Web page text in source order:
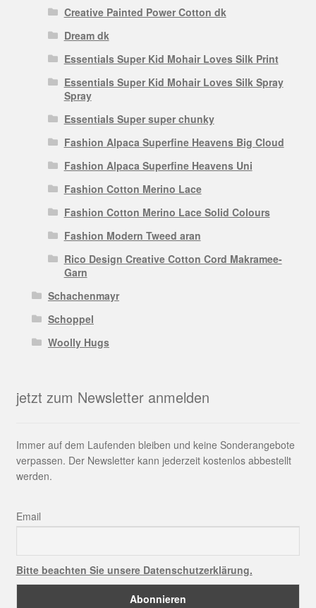
Creative Painted Power Cotton dk
Dream dk
Essentials Super Kid Mohair Loves Silk Print
Essentials Super Kid Mohair Loves Silk Spray
Spray
Essentials Super super chunky
Fashion Alpaca Superfine Heavens Big Cloud
Fashion Alpaca Superfine Heavens Uni
Fashion Cotton Merino Lace
Fashion Cotton Merino Lace Solid Colours
Fashion Modern Tweed aran
Rico Design Creative Cotton Cord Makramee-
Garn
Schachenmayr
Schoppel
Woolly Hugs
jetzt zum Newsletter anmelden
Immer auf dem Laufenden bleiben und keine Sonderangebote
verpassen. Der Newsletter kann jederzeit kostenlos abbestellt
werden.
Email
Bitte beachten Sie unsere Datenschutzerklärung.